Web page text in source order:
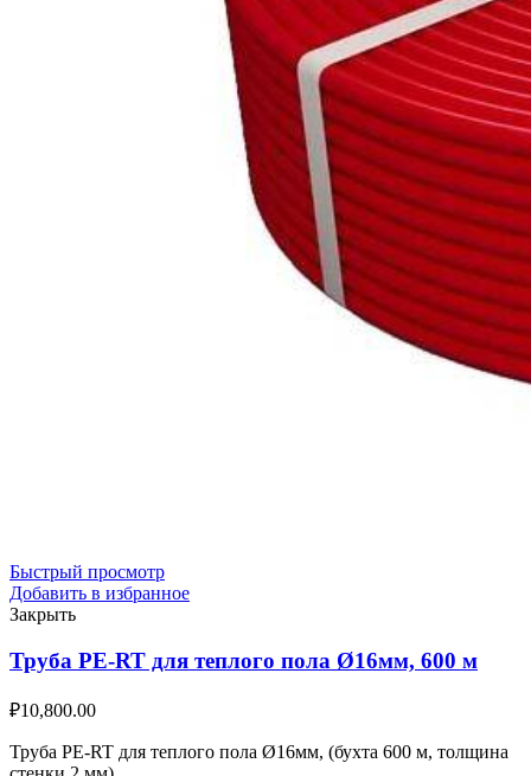
Быстрый просмотр
Добавить в избранное
Закрыть
Труба PE-RT для теплого пола Ø16мм, 600 м
₽10,800.00
Труба PE-RT для теплого пола Ø16мм, (бухта 600 м, толщина